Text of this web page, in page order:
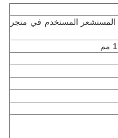
المستخدم في متجر